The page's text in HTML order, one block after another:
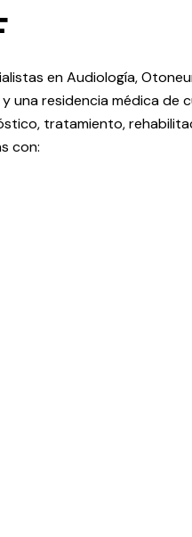
en Audiología,
una residencia médica de
tratamiento,
con: